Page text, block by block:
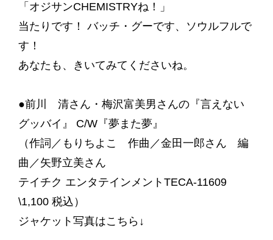
「オジサンCHEMISTRYね！」
当たりです！ バッチ・グーです、ソウルフルで
す！
あなたも、きいてみてくださいね。
●前川 清さん・梅沢富美男さんの『言えない
グッバイ』 C/W『夢また夢』
（作詞／もりちよこ 作曲／金田一郎さん 編
曲／矢野立美さん
テイチク エンタテインメントTECA-11609
\1,100 税込）
ジャケット写真はこちら↓